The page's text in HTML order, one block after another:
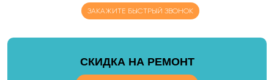
ЗАКАЖИТЕ БЫСТРЫЙ ЗВОНОК
CКИДКА НА РЕМОНТ